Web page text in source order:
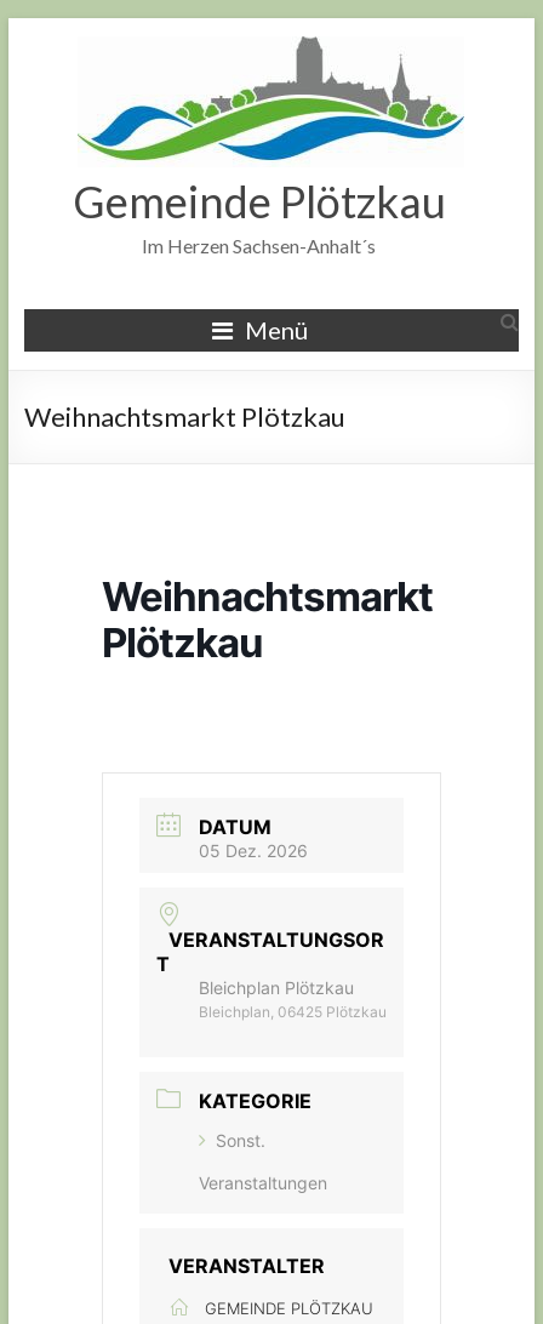
Gemeinde Plötzkau
Im Herzen Sachsen-Anhalt´s
Menü
Weihnachtsmarkt Plötzkau
Weihnachtsmarkt
Plötzkau
DATUM
05 Dez. 2026
VERANSTALTUNGSOR
T
Bleichplan Plötzkau
Bleichplan, 06425 Plötzkau
KATEGORIE
Sonst.
Veranstaltungen
VERANSTALTER
GEMEINDE PLÖTZKAU